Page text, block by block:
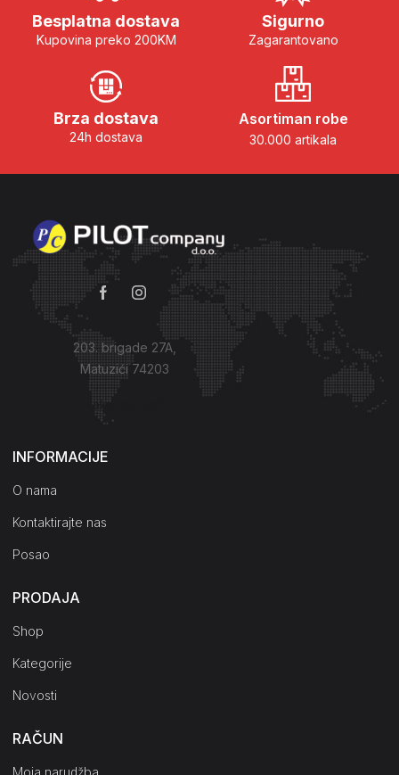
Besplatna dostava
Kupovina preko 200KM
Sigurno
Zagarantovano
Brza dostava
24h dostava
Asortiman robe
30.000 artikala
203. brigade 27A,
Matuzići 74203
Kako do nas?
INFORMACIJE
O nama
Kontaktirajte nas
Posao
PRODAJA
Shop
Kategorije
Novosti
RAČUN